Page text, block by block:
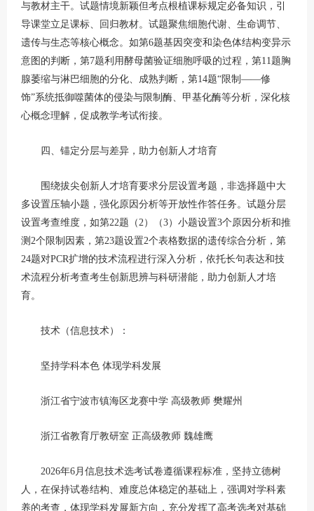
与教材主干。试题情境新颖但考点根植课标规定必备知识，引
导课堂立足课标、回归教材。试题聚焦细胞代谢、生命调节、
遗传与生态等核心概念。如第6题基因突变和染色体结构变异示
意图的判断，第7题利用酵母菌验证细胞呼吸的过程，第11题胸
腺萎缩与淋巴细胞的分化、成熟判断，第14题“限制——修
饰”系统抵御噬菌体的侵染与限制酶、甲基化酶等分析，深化核
心概念理解，促成教学考试衔接。
四、锚定分层与差异，助力创新人才培育
围绕拔尖创新人才培育要求分层设置考题，非选择题中大
多设置压轴小题，强化原因分析等开放性作答任务。试题分层
设置考查维度，如第22题（2）（3）小题设置3个原因分析和推
测2个限制因素，第23题设置2个表格数据的遗传综合分析，第
24题对PCR扩增的技术流程进行深入分析，依托长句表达和技
术流程分析考查考生创新思辨与科研潜能，助力创新人才培
育。
技术（信息技术）：
坚持学科本色 体现学科发展
浙江省宁波市镇海区龙赛中学 高级教师 樊耀州
浙江省教育厅教研室 正高级教师 魏雄鹰
2026年6月信息技术选考试卷遵循课程标准，坚持立德树
人，在保持试卷结构、难度总体稳定的基础上，强调对学科素
养的考查，体现学科发展新方向，充分发挥了高考选考对基础